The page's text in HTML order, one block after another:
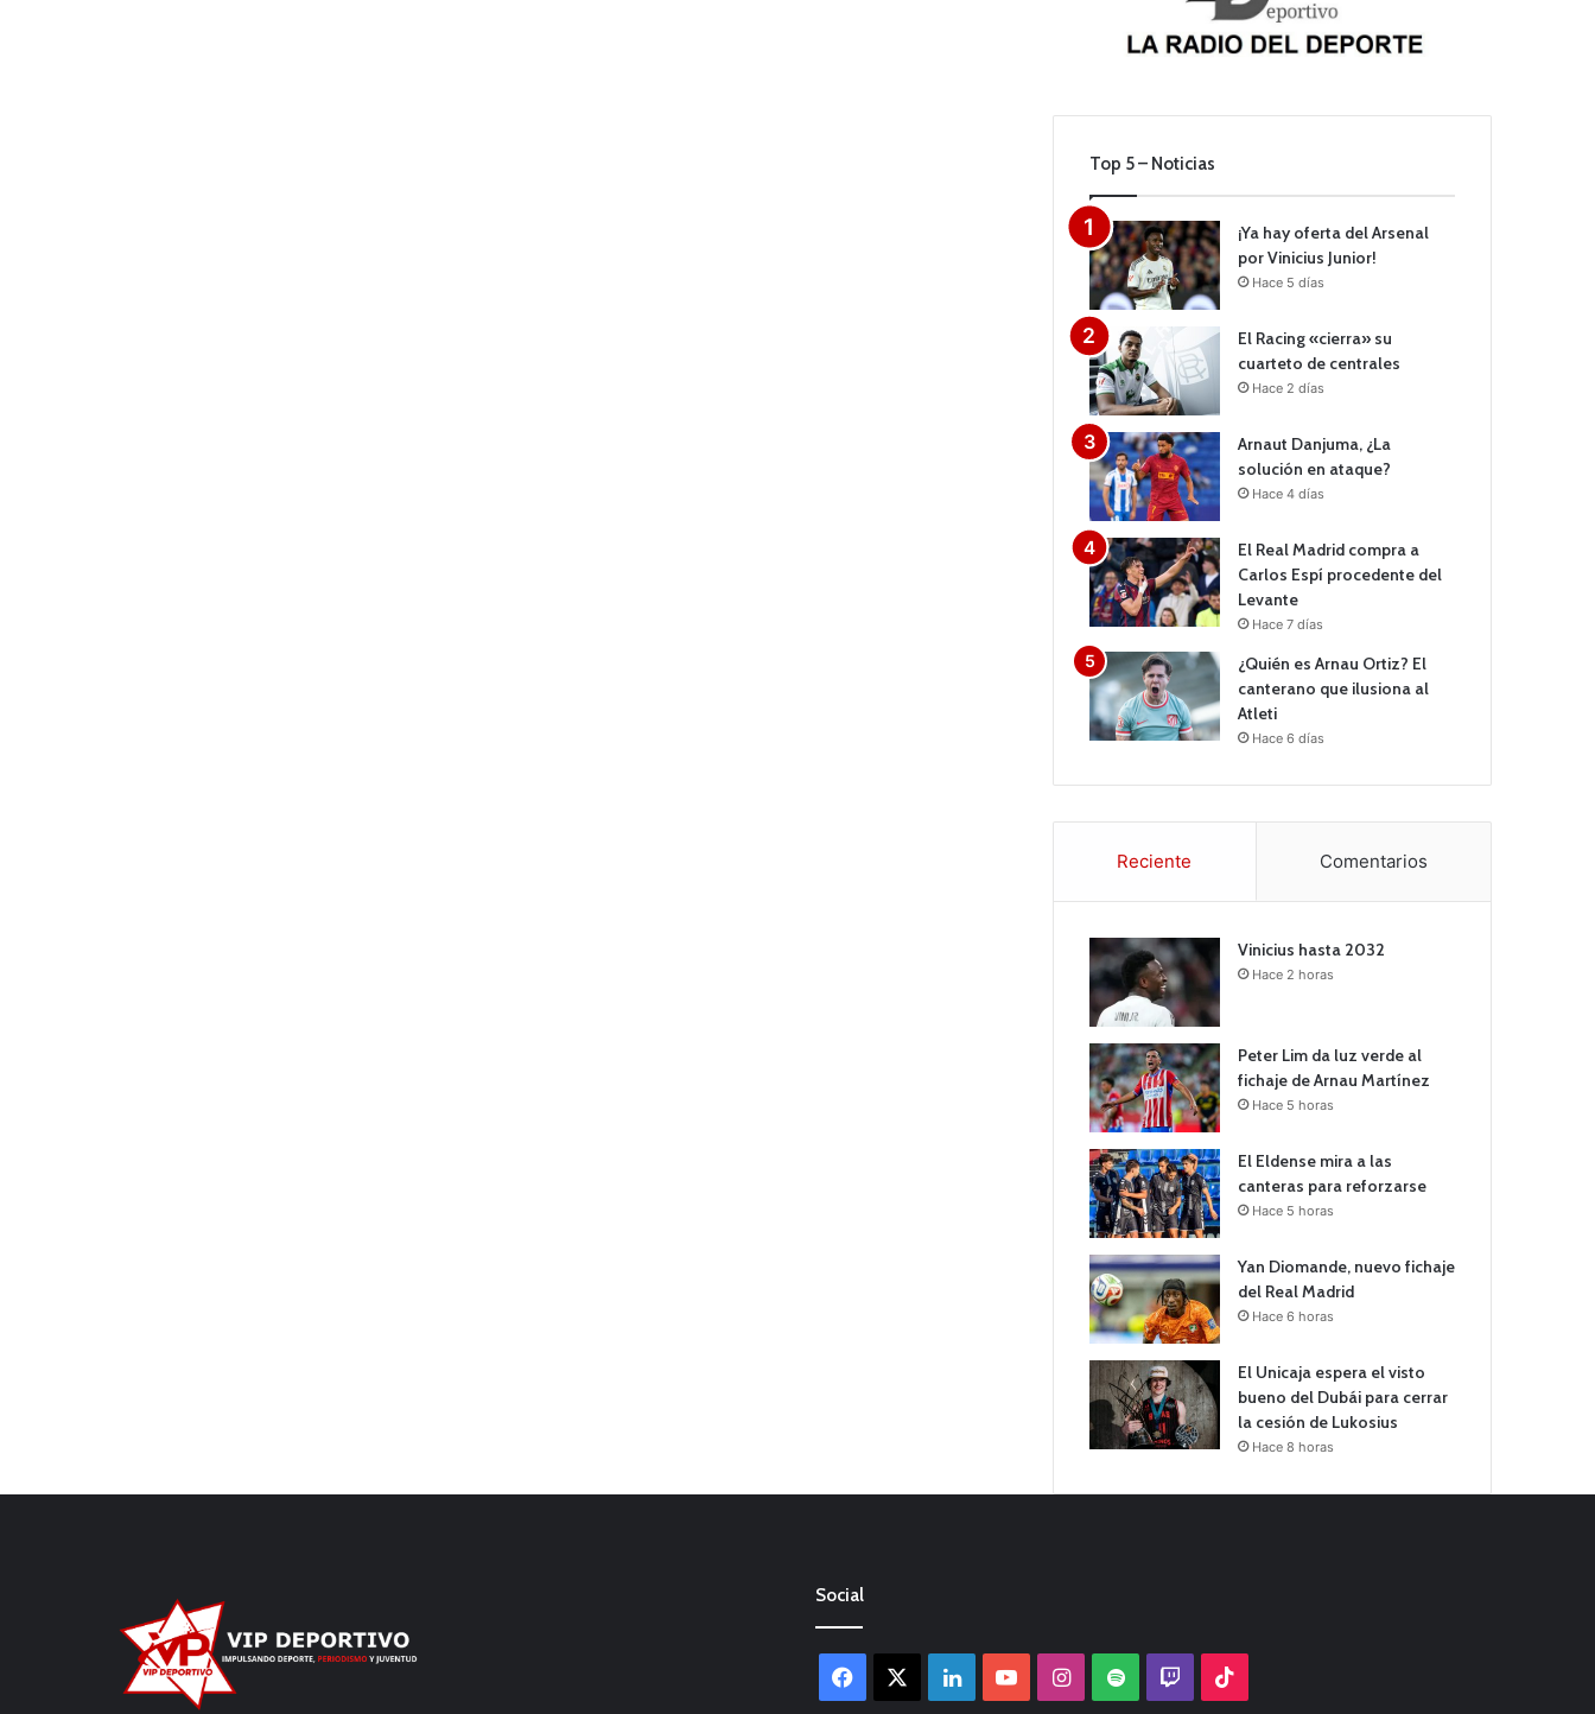
Top 5 – Noticias
¡Ya hay oferta del Arsenal
por Vinicius Junior!
Hace 5 días
El Racing «cierra» su
cuarteto de centrales
Hace 2 días
Arnaut Danjuma, ¿La
solución en ataque?
Hace 4 días
El Real Madrid compra a
Carlos Espí procedente del
Levante
Hace 7 días
¿Quién es Arnau Ortiz? El
canterano que ilusiona al
Atleti
Hace 6 días
Reciente Comentarios
Vinicius hasta 2032
Hace 2 horas
Peter Lim da luz verde al
fichaje de Arnau Martínez
Hace 5 horas
El Eldense mira a las
canteras para reforzarse
Hace 5 horas
Yan Diomande, nuevo fichaje
del Real Madrid
Hace 6 horas
El Unicaja espera el visto
bueno del Dubái para cerrar
la cesión de Lukosius
Hace 8 horas
Social
Facebook LinkedInYouTubeInstagram
Spotify Twitch